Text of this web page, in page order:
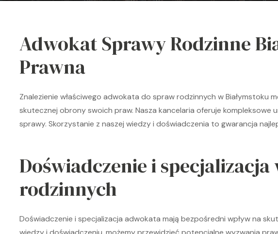
Adwokat Sprawy Rodzinne
Prawna
Znalezienie właściwego adwokata do spraw rodzinnych w Białymstoku
skutecznej obrony swoich praw. Nasza kancelaria oferuje kompleksowe
sprawy. Skorzystanie z naszej wiedzy i doświadczenia to gwarancja
Doświadczenie i
rodzinnych
Doświadczenie i specjalizacja adwokata mają bezpośredni wpływ na